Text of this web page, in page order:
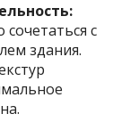
с
здания.